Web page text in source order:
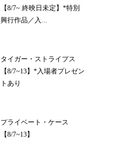
【8/7~ 終映日未定】*特別
興行作品／入...
タイガー・ストライプス
【8/7~13】*入場者プレゼン
トあり
プライベート・ケース
【8/7~13】